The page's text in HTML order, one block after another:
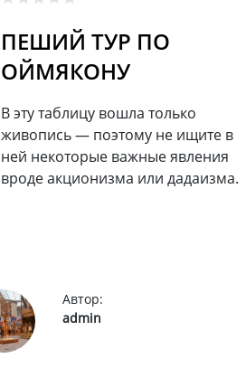
ПЕШИЙ ТУР ПО
ОЙМЯКОНУ
В эту таблицу вошла только
живопись — поэтому не ищите в
ней некоторые важные явления
вроде акционизма или дадаизма.
Автор:
admin